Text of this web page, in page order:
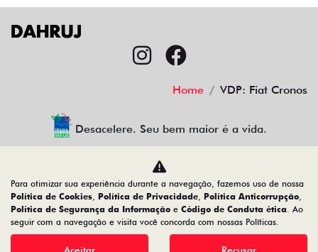
Home VDP: Fiat Cronos
Desacelere. Seu bem maior é a vida.
CMJ Comércio de Veículos Ltda
05.026.792/0024-83
Para otimizar sua experiência durante a navegação, fazemos uso de nossa
Política de Cookies, Política de Privacidade, Política Anticorrupção,
Política de Segurança da Informação e Código de Conduta ética. Ao
seguir com a navegação e visita você concorda com nossas Políticas.